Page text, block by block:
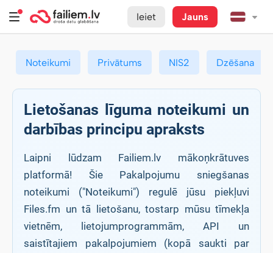
Ieiet Jauns
Noteikumi Privātums NIS2 Dzēšana
Lietošanas līguma noteikumi un
darbības principu apraksts
Laipni lūdzam Failiem.lv mākoņkrātuves
platformā! Šie Pakalpojumu sniegšanas
noteikumi ("Noteikumi") regulē jūsu piekļuvi
Files.fm un tā lietošanu, tostarp mūsu tīmekļa
vietnēm, lietojumprogrammām, API un
saistītajiem pakalpojumiem (kopā saukti par